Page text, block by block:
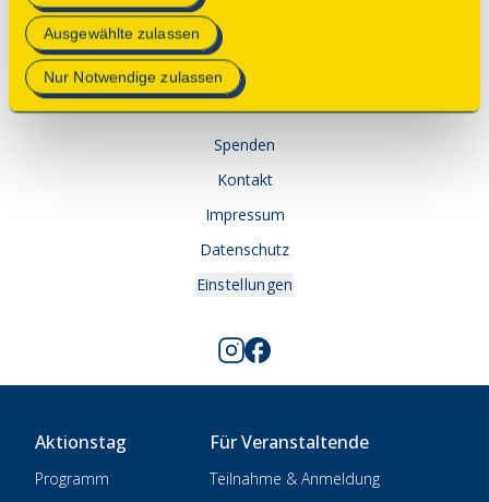
Mehr Informationen finden Sie in unserer
Datenschutzerklärung.
Ausgewählte zulassen
Nur Notwendige zulassen
© 2025 Deutsche Stiftung Denkmalschutz • Schlegelstraße
1 • 53113 Bonn
Spenden
Kontakt
Impressum
Datenschutz
Einstellungen
Aktionstag
Programm
Für Veranstaltende
Teilnahme & Anmeldung